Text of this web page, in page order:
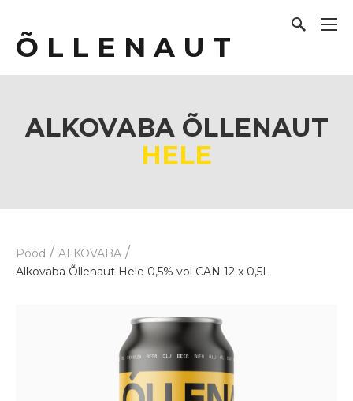
Õ L L E N A U T
ALKOVABA ÕLLENAUT
HELE
Pood / ALKOVABA /
Alkovaba Õllenaut Hele 0,5% vol CAN 12 x 0,5L